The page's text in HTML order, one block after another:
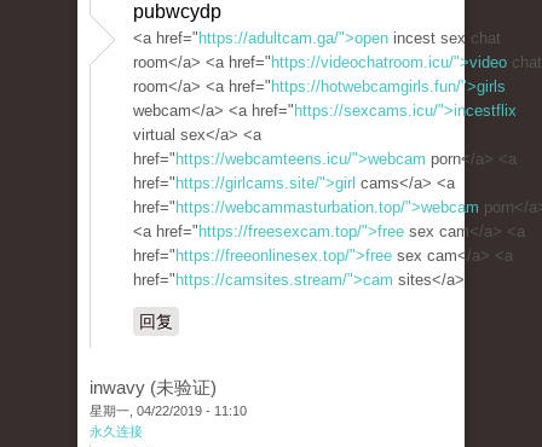
pubwcydp
<a href=" https://adultcam.ga/">open incest sex chat
room</a> <a href=" https://videochatroom.icu/">video chat
room</a> <a href=" https://hotwebcamgirls.fun/">girls
webcam</a> <a href=" https://sexcams.icu/">incestflix
virtual sex</a> <a
href=" https://webcamteens.icu/">webcam porn</a> <a
href=" https://girlcams.site/">girl cams</a> <a
href=" https://webcammasturbation.top/">webcam porn</
<a href=" https://freesexcam.top/">free sex cam</a> <a
href=" https://freeonlinesex.top/">free sex cam</a> <a
href=" https://camsites.stream/">cam sites</a>
回复
inwavy (未验证)
星期一, 04/22/2019 - 11:10
永久连接